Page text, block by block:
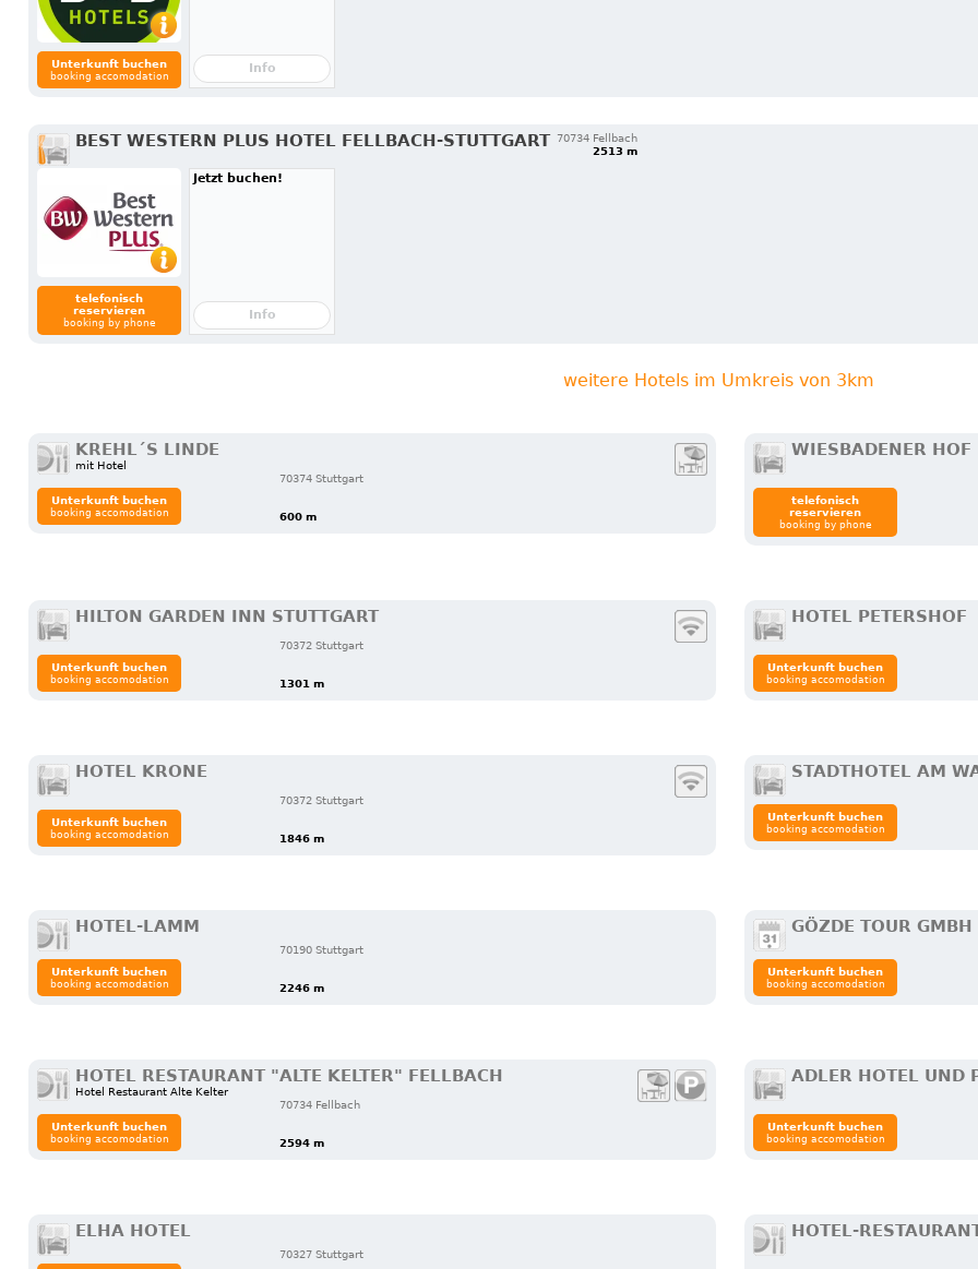
Unterkunft buchen
booking accomodation
Info
BEST WESTERN PLUS HOTEL FELLBACH-STUTTGART
70734 Fellbach
2513 m
telefonisch
reservieren
booking by phone
Jetzt buchen!
Info
weitere Hotels im Umkreis von 3km
KREHL´S LINDE
mit Hotel
70374 Stuttgart
600 m
Unterkunft buchen
booking accomodation
WIESBADENER HOF
telefonisch
reservieren
booking by phone
HILTON GARDEN INN STUTTGART
70372 Stuttgart
1301 m
Unterkunft buchen
booking accomodation
HOTEL PETERSHOF
Unterkunft buchen
booking accomodation
HOTEL KRONE
70372 Stuttgart
1846 m
Unterkunft buchen
booking accomodation
STADTHOTEL AM
Unterkunft buchen
booking accomodation
HOTEL-LAMM
70190 Stuttgart
2246 m
Unterkunft buchen
booking accomodation
GÖZDE TOUR GMBH
Unterkunft buchen
booking accomodation
HOTEL RESTAURANT "ALTE KELTER" FELLBACH
Hotel Restaurant Alte Kelter
70734 Fellbach
2594 m
Unterkunft buchen
booking accomodation
ADLER HOTEL UND
Unterkunft buchen
booking accomodation
ELHA HOTEL
70327 Stuttgart
HOTEL-